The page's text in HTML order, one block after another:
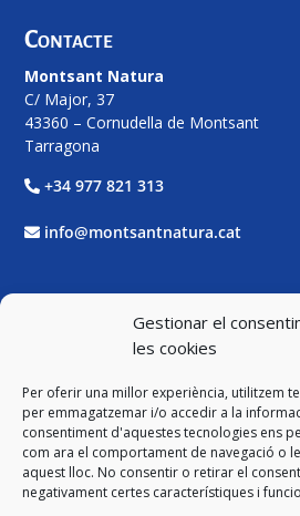
Gestionar el
les cookies
Per oferir una millor experiència, utilitzem
per emmagatzemar i/o accedir a la
consentiment d'aquestes tecnologies ens
com ara el comportament de navegació o
aquest lloc. No consentir o retirar el
negativament certes característiques i
Contacte
Montsant Natura
C/ Major, 37
43360 – Cornudella de Montsant
Tarragona
+34 977 821 313
info@montsantnatura.cat
Facebook
Twitter
Instagram